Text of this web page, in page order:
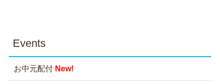
Events
お中元配付 New!